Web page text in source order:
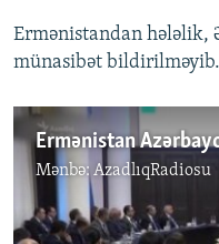
Ermənistandan
münasibət bildirilməyib.
Mənbə: AzadlıqRadiosu
No media